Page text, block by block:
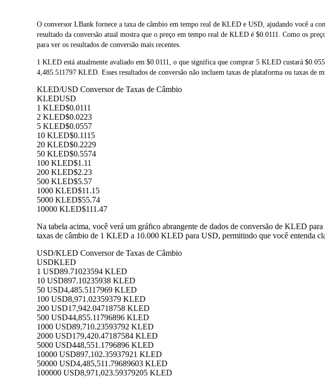
O conversor LBank fornece a taxa de câmbio em tempo real de KLED e USD, ajudando você a
resultado da conversão atual mostra que o preço em tempo real de KLED é $0.0111. Como os
para ver os resultados de conversão mais recentes.
1 KLED está atualmente avaliado em $0.0111, o que significa que comprar 5 KLED custará
4,485.511797 KLED. Esses resultados de conversão não incluem taxas de plataforma ou taxas de
KLED/USD Conversor de Taxas de Câmbio
KLEDUSD
1 KLED$0.0111
2 KLED$0.0223
5 KLED$0.0557
10 KLED$0.1115
20 KLED$0.2229
50 KLED$0.5574
100 KLED$1.11
200 KLED$2.23
500 KLED$5.57
1000 KLED$11.15
5000 KLED$55.74
10000 KLED$111.47
Na tabela acima, você verá um gráfico abrangente de dados de conversão de KLED
taxas de câmbio de 1 KLED a 10.000 KLED para USD, permitindo que você entenda
USD/KLED Conversor de Taxas de Câmbio
USDKLED
1 USD89.71023594 KLED
10 USD897.10235938 KLED
50 USD4,485.5117969 KLED
100 USD8,971.02359379 KLED
200 USD17,942.04718758 KLED
500 USD44,855.11796896 KLED
1000 USD89,710.23593792 KLED
2000 USD179,420.47187584 KLED
5000 USD448,551.1796896 KLED
10000 USD897,102.35937921 KLED
50000 USD4,485,511.79689603 KLED
100000 USD8,971,023.59379205 KLED